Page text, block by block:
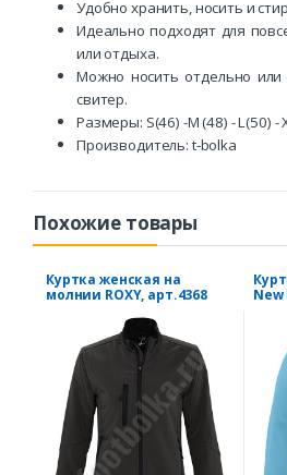
Удобно хранить, носить и
Идеально подходят для
или отдыха.
Можно носить отдельно
свитер.
Размеры: S(46) -M (48) - L(50) -
Производитель: t-bolka
Похожие товары
Куртка женская на
молнии ROXY, арт.4368
New